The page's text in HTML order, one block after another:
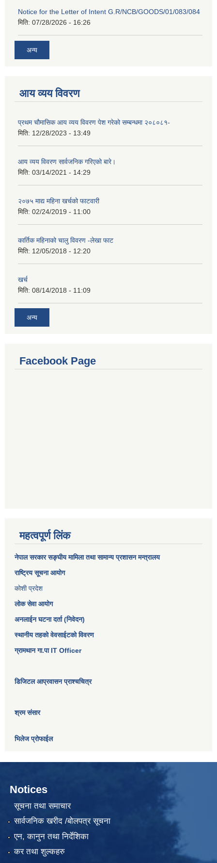
Notice for the Letter of Intent G.R/NCB/GOODS/01/083/084
मिति: 07/28/2026 - 16:26
अन्य
आय व्यय विवरण
प्रथम चौमासिक आय व्यय विवरण पेश गरेको सम्बन्धमा २०८०८१-
मिति: 12/28/2023 - 13:49
आय व्यय विवरण सार्वजनिक गरिएको बारे।
मिति: 03/14/2021 - 14:29
२०७५ माद्य महिना खर्चको फाटवारी
मिति: 02/24/2019 - 11:00
कार्तिक महिनाको चालु विवरण -लेखा फाट
मिति: 12/05/2018 - 12:20
खर्च
मिति: 08/14/2018 - 11:09
अन्य
Facebook Page
महत्वपूर्ण लिंक
नेपाल सरकारसङ्घीय मामिला तथा सामान्य प्रशासन मन्त्रालय
राष्ट्रिय सूचना आयोग
कोशी प्रदेश
लोक सेवा आयोग
अनलाईन घटना दर्ता (निवेदन)
स्थानीय तहको वेवसाईटको विवरण
ग्रामथान गा.पा IT Officer
डिजिटल आप्रवासन प्राश्चचित्र
श्रम संसार
भिलेज प्रोफाईल
Notices
सूचना तथा समाचार
सार्वजनिक खरीद /बोलपत्र सूचना
एन, कानुन तथा निर्देशिका
कर तथा शुल्कहरु